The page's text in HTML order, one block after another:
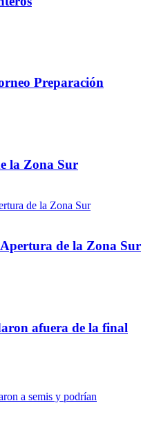
Preparación
la Zona Sur
de la Zona Sur
afuera de la final